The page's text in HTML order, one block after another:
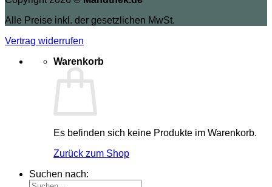
Alle Preise inkl. der gesetzlichen MwSt.
Vertrag widerrufen
Warenkorb
Es befinden sich keine Produkte im Warenkorb.
Zurück zum Shop
Suchen nach: